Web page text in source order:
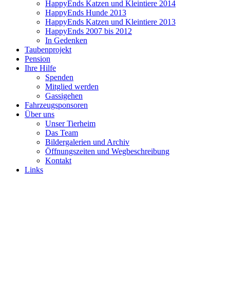
HappyEnds Katzen und Kleintiere 2014
HappyEnds Hunde 2013
HappyEnds Katzen und Kleintiere 2013
HappyEnds 2007 bis 2012
In Gedenken
Taubenprojekt
Pension
Ihre Hilfe
Spenden
Mitglied werden
Gassigehen
Fahrzeugsponsoren
Über uns
Unser Tierheim
Das Team
Bildergalerien und Archiv
Öffnungszeiten und Wegbeschreibung
Kontakt
Links